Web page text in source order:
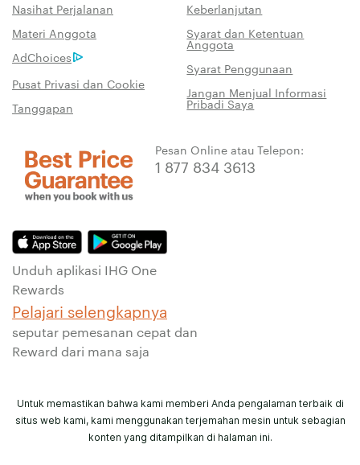
Nasihat Perjalanan
Keberlanjutan
Materi Anggota
Syarat dan Ketentuan
Anggota
AdChoices
Syarat Penggunaan
Pusat Privasi dan Cookie
Jangan Menjual Informasi
Pribadi Saya
Tanggapan
Pesan Online atau Telepon:
1 877 834 3613
Unduh aplikasi IHG One
Rewards
Pelajari selengkapnya
seputar pemesanan cepat dan
Reward dari mana saja
Untuk memastikan bahwa kami memberi Anda pengalaman terbaik di
situs web kami, kami menggunakan terjemahan mesin untuk sebagian
konten yang ditampilkan di halaman ini.